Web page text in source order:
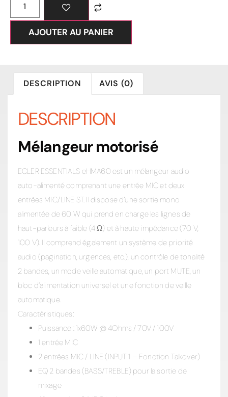
AJOUTER AU PANIER
DESCRIPTION AVIS (0)
DESCRIPTION
Mélangeur motorisé
ECLER ESSENTIALS eHMA60 est un mélangeur audio
auto-alimenté comprenant une entrée MIC et deux
entrées MIC/LINE ST. Il dispose d’une sortie mono
alimentée de 60 W qui prend en charge les lignes de
haut-parleurs à faible (4 Ω) et à haute impédance (70 V,
100 V). Il comprend également un système de priorité
audio (pagination, urgences, etc.), un contrôle de tonalité
2 bandes, un mode veille automatique, un port MUTE, un
bloc d’alimentation universel et une fonction de veille
automatique.
Caractéristiques:
Puissance : 1x60W @ 4Ohms / 70V / 100V
1 entrée MIC
2 entrées MIC / LINE (INPUT 1 – Fonction Talkover)
EQ 2 bandes (BASS/TREBLE) pour la sortie de
mixage